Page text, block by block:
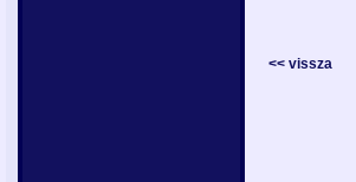
<< vissza